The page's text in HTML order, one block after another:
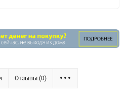
Отзывы (0)